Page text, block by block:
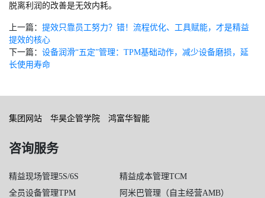
脱离利润的改善是无效内耗。
上一篇： 提效只靠员工努力？错！流程优化、工具赋能，才是精益
提效的核心
下一篇： 设备润滑“五定”管理：TPM基础动作，减少设备磨损，延
长使用寿命
集团网站 华昊企管学院 鸿富华智能
咨询服务
精益现场管理5S/6S
全员设备管理TPM
精益成本管理TCM
阿米巴管理（自主经营AMB）